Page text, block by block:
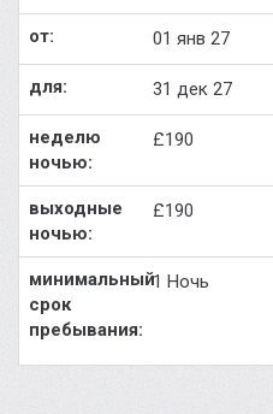
01 янв 27
31 дек 27
£190
£190
1 Ночь